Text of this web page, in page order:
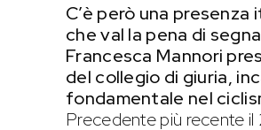
C’è però una presenza
che val la pena di
Francesca Mannori
del collegio di giuria,
fondamentale nel
Precedente più recente il